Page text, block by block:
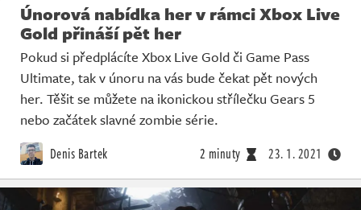
Únorová nabídka her v rámci Xbox Live
Gold přináší pět her
Pokud si předplácíte Xbox Live Gold či Game Pass
Ultimate, tak v únoru na vás bude čekat pět nových
her. Těšit se můžete na ikonickou střílečku Gears 5
nebo začátek slavné zombie série.
Denis Bartek 2 minuty 23. 1. 2021